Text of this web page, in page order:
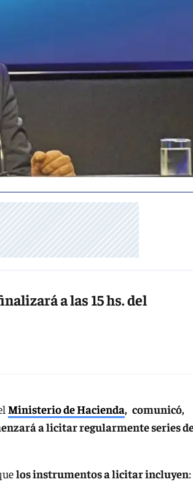
a las 15 hs. del
Ministerio de Hacienda, comunicó,
a licitar regularmente series
los instrumentos a licitar incluyen: